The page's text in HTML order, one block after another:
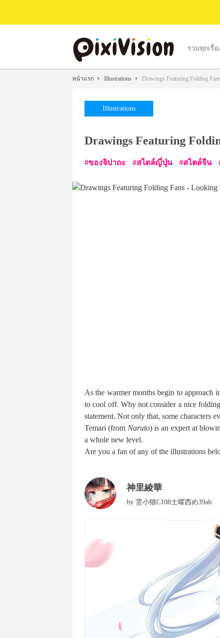
รวมทุกเรื่
หน้าแรก Illustrations Drawings Featuring Folding
Illustrations
Drawings Featuring
ของจิปาถะ สไตล์ญี่ปุ่น สไตล์จีน
As the warmer months begin to approach
to cool off. Why not consider a nice
statement. Not only that, some characters
Temari (from Naruto) is an expert at
a whole new level.
Are you a fan of any of the illustrations
神里綾華
by 雲小猫C108土曜西め39ab